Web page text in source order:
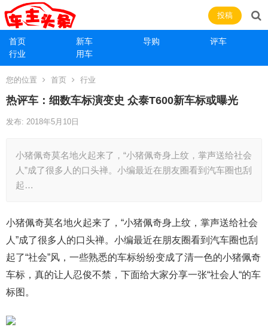
首页 新车 导购
评车
行业
用车
投稿
您的位置 首页 行业
热评车：细数车标演变史 众泰T600新车标或曝光
发布: 2018年5月10日
小猪佩奇莫名地火起来了，“小猪佩奇身上纹，掌声送给社会
人”成了很多人的口头禅。小编最近在朋友圈看到汽车圈也刮
起…
小猪佩奇莫名地火起来了，“小猪佩奇身上纹，掌声送给社会
人”成了很多人的口头禅。小编最近在朋友圈看到汽车圈也刮
起了“社会”风，一些熟悉的车标纷纷变成了清一色的小猪佩奇
车标，真的让人忍俊不禁，下面给大家分享一张“社会人“的车
标图。